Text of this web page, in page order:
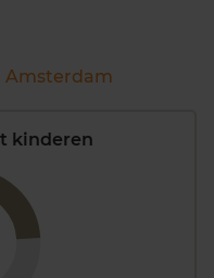
Amsterdam
kinderen